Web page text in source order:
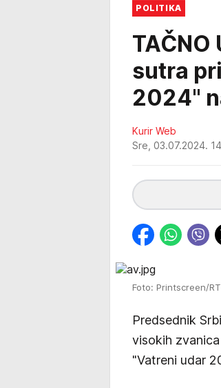
POLITIKA
TAČNO
sutra
2024"
Kurir Web
Sre, 03.07.2024.
Foto: Printscreen/
Predsednik
visokih
"Vatreni udar